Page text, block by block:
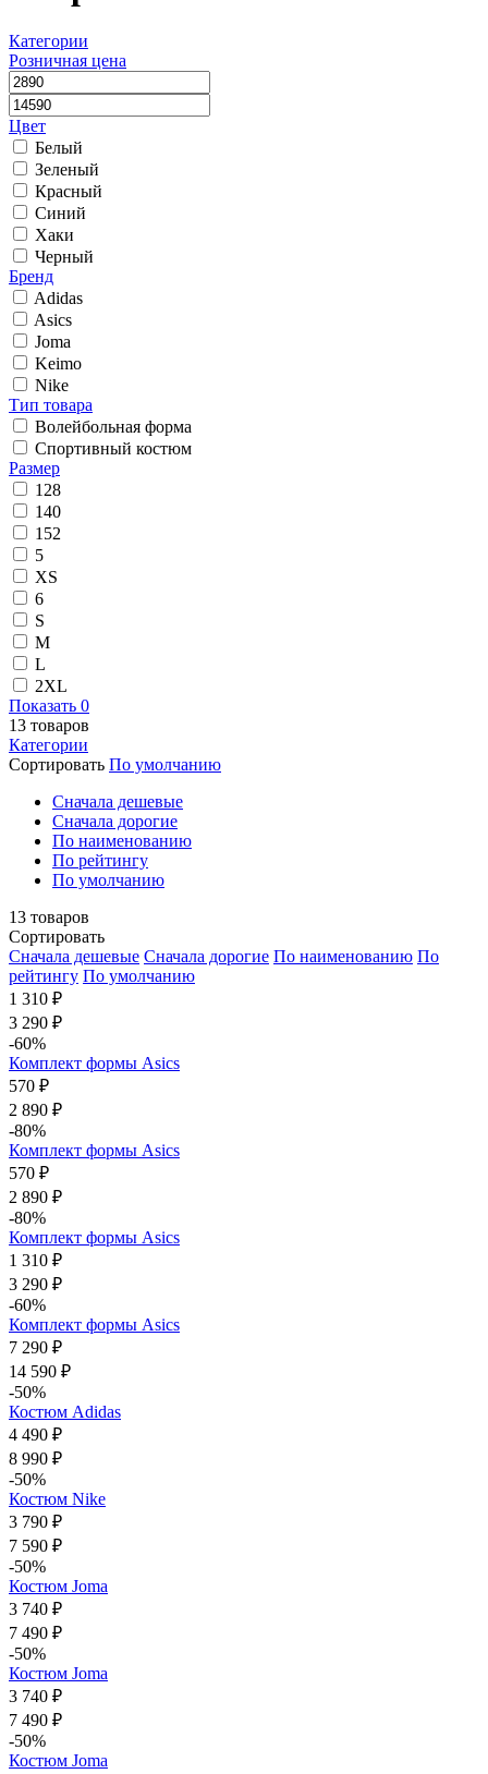
Категории
Розничная цена
Цвет
Белый
Зеленый
Красный
Синий
Хаки
Черный
Бренд
Adidas
Asics
Joma
Keimo
Nike
Тип товара
Волейбольная форма
Спортивный костюм
Размер
128
140
152
5
XS
6
S
M
L
2XL
Показать 0
13 товаров
Категории
Сортировать По умолчанию
Cначала дешевые
Cначала дорогие
По наименованию
По рейтингу
По умолчанию
13 товаров
Сортировать
Cначала дешевые Cначала дорогие По наименованию По
рейтингу По умолчанию
1 310 ₽
3 290 ₽
-60%
Комплект формы Asics
570 ₽
2 890 ₽
-80%
Комплект формы Asics
570 ₽
2 890 ₽
-80%
Комплект формы Asics
1 310 ₽
3 290 ₽
-60%
Комплект формы Asics
7 290 ₽
14 590 ₽
-50%
Костюм Adidas
4 490 ₽
8 990 ₽
-50%
Костюм Nike
3 790 ₽
7 590 ₽
-50%
Костюм Joma
3 740 ₽
7 490 ₽
-50%
Костюм Joma
3 740 ₽
7 490 ₽
-50%
Костюм Joma